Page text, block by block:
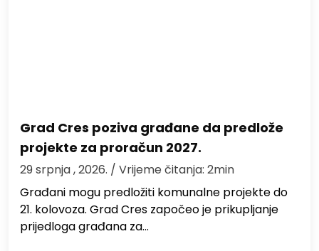
Grad Cres poziva građane da predlože
projekte za proračun 2027.
29 srpnja , 2026. / Vrijeme čitanja: 2min
Građani mogu predložiti komunalne projekte do
21. kolovoza. Grad Cres započeo je prikupljanje
prijedloga građana za…